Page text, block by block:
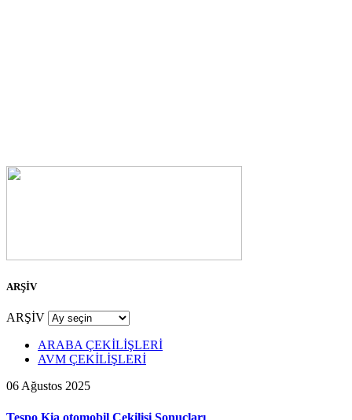
ARŞİV
ARŞİV
ARABA ÇEKİLİŞLERİ
AVM ÇEKİLİŞLERİ
06 Ağustos 2025
Tespo Kia otomobil Çekilişi Sonuçları